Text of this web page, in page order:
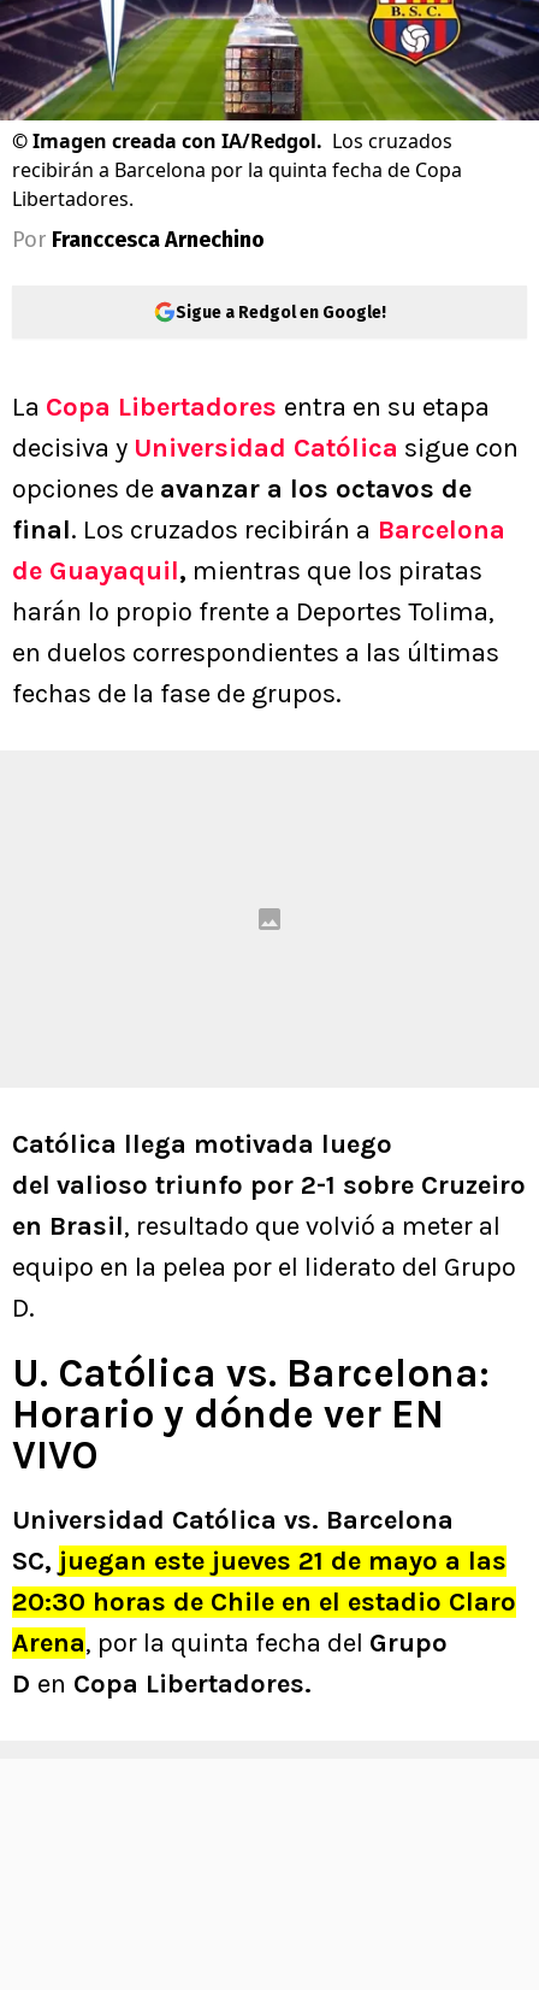
©Imagen creada con IA/Redgol. Los cruzados
recibirán a Barcelona por la quinta fecha de Copa
Libertadores.
Por Franccesca Arnechino
Sigue a Redgol en Google!
La Copa Libertadores entra en su etapa
decisiva y Universidad Católica sigue con
opciones de avanzar a los octavos de
final. Los cruzados recibirán a Barcelona
de Guayaquil, mientras que los piratas
harán lo propio frente a Deportes Tolima,
en duelos correspondientes a las últimas
fechas de la fase de grupos.
Católica llega motivada luego
del valioso triunfo por 2-1 sobre Cruzeiro
en Brasil, resultado que volvió a meter al
equipo en la pelea por el liderato del Grupo
D.
U. Católica vs. Barcelona:
Horario y dónde ver EN
VIVO
Universidad Católica vs. Barcelona
SC, juegan este jueves 21 de mayo a las
20:30 horas de Chile en el estadio Claro
Arena, por la quinta fecha del Grupo
D en Copa Libertadores.